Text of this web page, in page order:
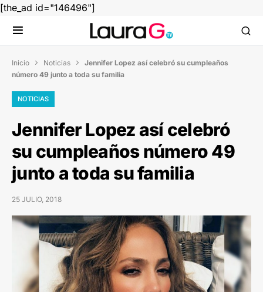
[the_ad id="146496"]
Inicio  Noticias  Jennifer Lopez así celebró su cumpleaños
número 49 junto a toda su familia
NOTICIAS
Jennifer Lopez así celebró
su cumpleaños número 49
junto a toda su familia
25 JULIO, 2018